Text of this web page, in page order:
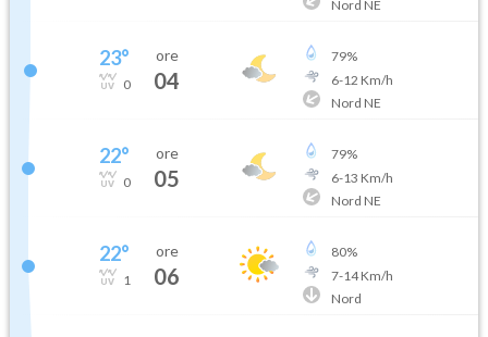
Nord NE
23°
0
ore
04
79%
6-12 Km/h
Nord NE
22°
0
ore
05
79%
6-13 Km/h
Nord NE
22°
1
ore
06
80%
7-14Km/h
Nord